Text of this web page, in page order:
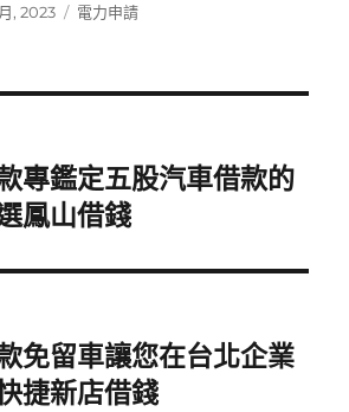
, 2023
分
電力申請
專鑑定五股汽車借款的
鳳山借錢
免留車讓您在台北企業
捷新店借錢